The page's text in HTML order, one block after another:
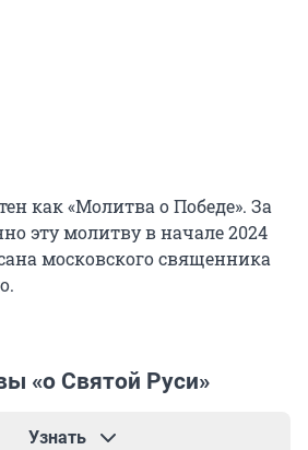
как «Молитва о Победе». За
эту молитву в начале 2024
московского священника
«о Святой Руси»
Узнать